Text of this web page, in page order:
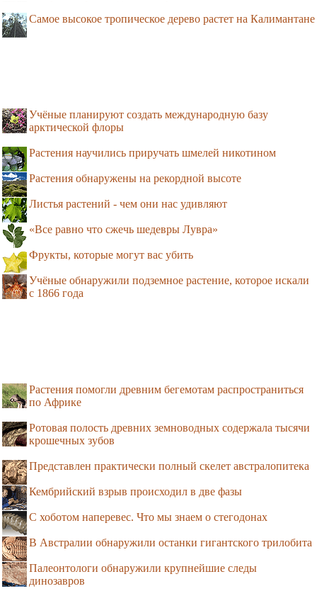
Самое высокое тропическое дерево растет на Калимантане
Учёные планируют создать международную базу
арктической флоры
Растения научились приручать шмелей никотином
Растения обнаружены на рекордной высоте
Листья растений - чем они нас удивляют
«Все равно что сжечь шедевры Лувра»
Фрукты, которые могут вас убить
Учёные обнаружили подземное растение, которое искали
с 1866 года
Растения помогли древним бегемотам распространиться
по Африке
Ротовая полость древних земноводных содержала тысячи
крошечных зубов
Представлен практически полный скелет австралопитека
Кембрийский взрыв происходил в две фазы
С хоботом наперевес. Что мы знаем о стегодонах
В Австралии обнаружили останки гигантского трилобита
Палеонтологи обнаружили крупнейшие следы
динозавров